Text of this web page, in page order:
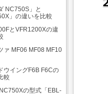
NC750S」と
」の違いを比較
とVFR1200Xの違
ァ MF06 MF08 MF10
ウイングF6B F6Cの
較
の型式「EBL-